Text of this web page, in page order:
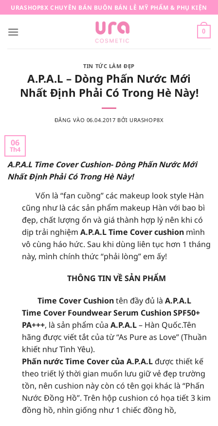
qua
nội
URASHOP8X CHUYÊN BÁN BUÔN BÁN LẺ MỸ PHẨM & PHỤ KIỆN
0
TIN TỨC LÀM ĐẸP
A.P.A.L – Dòng Phấn Nước Mới
Nhất Định Phải Có Trong Hè Này!
ĐĂNG VÀO 06.04.2017 BỞI URASHOP8X
06
Th4
A.P.A.L Time Cover Cushion- Dòng Phấn Nước Mới
Nhất Định Phải Có Trong Hè Này!
Vốn là “fan cuồng” các makeup look style Hàn
cũng như là các sản phẩm makeup Hàn với bao bì
đẹp, chất lượng ổn và giá thành hợp lý nên khi có
dịp trải nghiệm A.P.A.L Time Cover cushion mình
vô cùng háo hức. Sau khi dùng liên tục hơn 1 tháng
này, mình chính thức “phải lòng” em ấy!
THÔNG TIN VỀ SẢN PHẨM
Time Cover Cushiontên đầy đủ là A.P.A.L
Time Cover Foundwear Serum Cushion SPF50+
PA+++, là sản phẩm của A.P.A.L– Hàn Quốc.Tên
hãng được viết tắt của từ “As Pure as Love” (Thuần
khiết như Tình Yêu).
Phấn nước Time Cover của A.P.A.Lđược thiết kế
theo triết lý thời gian muốn lưu giữ vẻ đẹp trường
tồn, nên cushion này còn có tên gọi khác là “Phấn
Nước Đồng Hồ”. Trên hộp cushion có họa tiết 3 kim
đồng hồ, nhìn giống như 1 chiếc đồng hồ,